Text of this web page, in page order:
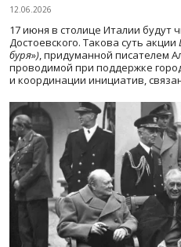
12.06.2026
17 июня в столице Италии будут
Достоевского. Такова суть акции
буря»), придуманной писателем
проводимой при поддержке
и координации инициатив,